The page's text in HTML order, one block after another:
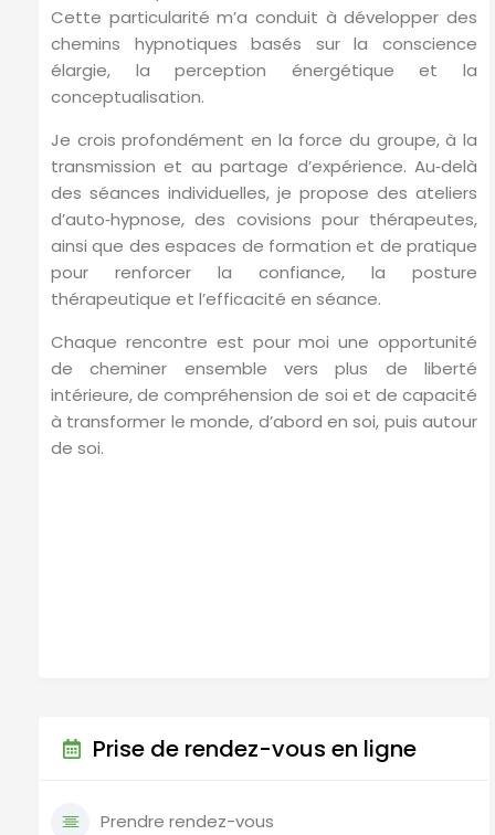
Cette particularité m’a conduit à développer des
chemins hypnotiques basés sur la conscience
élargie, la perception énergétique et la
conceptualisation.
Je crois profondément en la force du groupe, à la
transmission et au partage d’expérience. Au‑delà
des séances individuelles, je propose des ateliers
d’auto‑hypnose, des covisions pour thérapeutes,
ainsi que des espaces de formation et de pratique
pour renforcer la confiance, la posture
thérapeutique et l’efficacité en séance.
Chaque rencontre est pour moi une opportunité
de cheminer ensemble vers plus de liberté
intérieure, de compréhension de soi et de capacité
à transformer le monde, d’abord en soi, puis autour
de soi.
Prise de rendez-vous en ligne
Prendre rendez-vous